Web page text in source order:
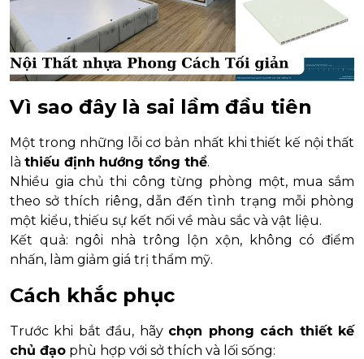
Vì sao đây là sai lầm đầu tiên
Một trong những lỗi cơ bản nhất khi thiết kế nội thất
là thiếu định hướng tổng thể.
Nhiều gia chủ thi công từng phòng một, mua sắm
theo sở thích riêng, dẫn đến tình trạng mỗi phòng
một kiểu, thiếu sự kết nối về màu sắc và vật liệu.
Kết quả: ngôi nhà trông lộn xộn, không có điểm
nhấn, làm giảm giá trị thẩm mỹ.
Cách khắc phục
Trước khi bắt đầu, hãy chọn phong cách thiết kế
chủ đạo phù hợp với sở thích và lối sống: